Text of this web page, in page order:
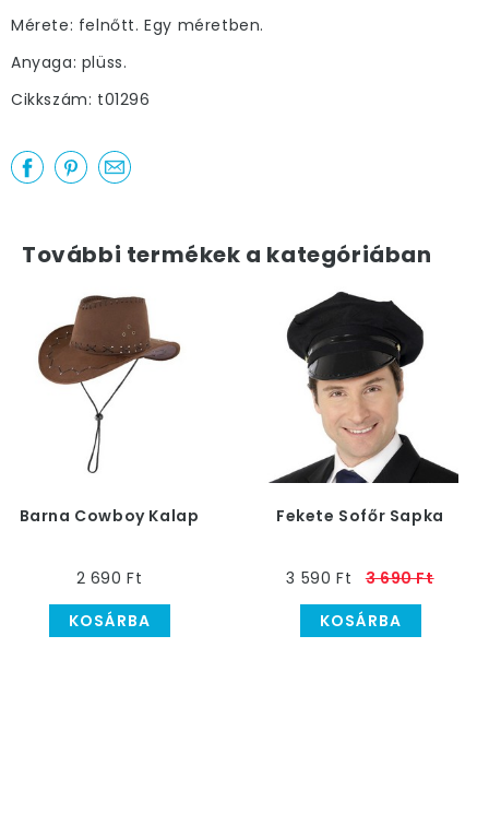
Mérete: felnőtt. Egy méretben.
Anyaga: plüss.
Cikkszám: t01296
További termékek a kategóriában
Barna Cowboy Kalap
2 690 Ft
KOSÁRBA
Fekete Sofőr Sapka
3 590 Ft
3 690 Ft
KOSÁRBA